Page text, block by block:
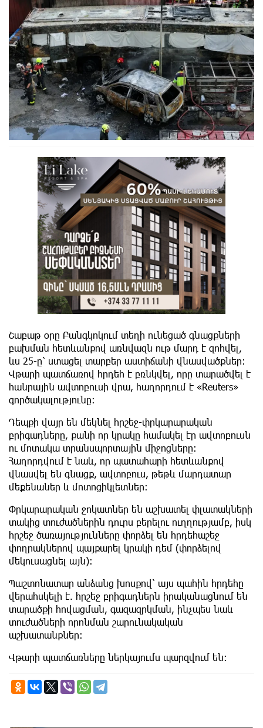
Շաբաթ օրը Բանգկոկում տեղի ունեցած գնացքների
բախման հետևանքով առնվազն ութ մարդ է զոհվել,
ևս 25-ը՝ ստացել տարբեր աստիճանի վնասվածքներ։
Վթարի պատճառով հրդեհ է բռնկվել, որը տարածվել է
հանրային ավտոբուսի վրա, հաղորդում է «Reuters»
գործակալությունը։
Դեպքի վայր են մեկնել հրշեջ-փրկարարական
բրիգադները, քանի որ կրակը համակել էր ավտոբուսն
ու մոտակա տրանսպորտային միջոցները։
Հաղորդվում է նաև, որ պատահարի հետևանքով
վնասվել են գնացք, ավտոբուս, թեթև մարդատար
մեքենաներ և մոտոցիկլետներ։
Փրկարարական ջոկատներ են աշխատել փլատակների
տակից տուժածներին դուրս բերելու ուղղությամբ, իսկ
հրշեջ ծառայությունները փորձել են հրդեհաշեջ
փողրակներով պայքարել կրակի դեմ (փորձելով
մեկուսացնել այն)։
Պաշտոնատար անձանց խոսքով՝ այս պահին հրդեհը
վերահսկելի է. հրշեջ բրիգադներն իրականացնում են
տարածքի հովացման, գազազրկման, ինչպես նաև
տուժածների որոնման շարունակական
աշխատանքներ։
Վթարի պատճառները ներկայումս պարզվում են։